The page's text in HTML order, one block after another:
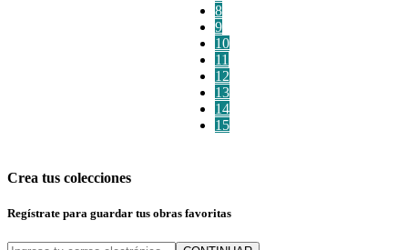
8
9
10
11
12
13
14
15
Crea tus colecciones
Regístrate para guardar tus obras favoritas